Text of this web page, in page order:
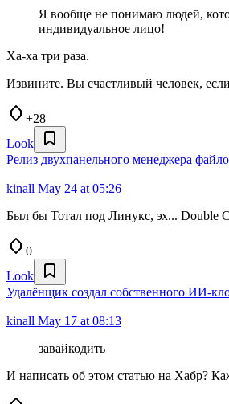
Я вообще не понимаю людей,
индивидуальное лицо!
Ха-ха три раза.
Извините. Вы счастливый человек,
+28
Look
Релиз двухпанельного менеджера
kinall May 24 at 05:26
Был бы Тотал под Линукс, эх... Double
0
Look
Удалёнщик создал собственного ИИ-
kinall May 17 at 08:13
завайкодить
И написать об этом статью на Хабр?